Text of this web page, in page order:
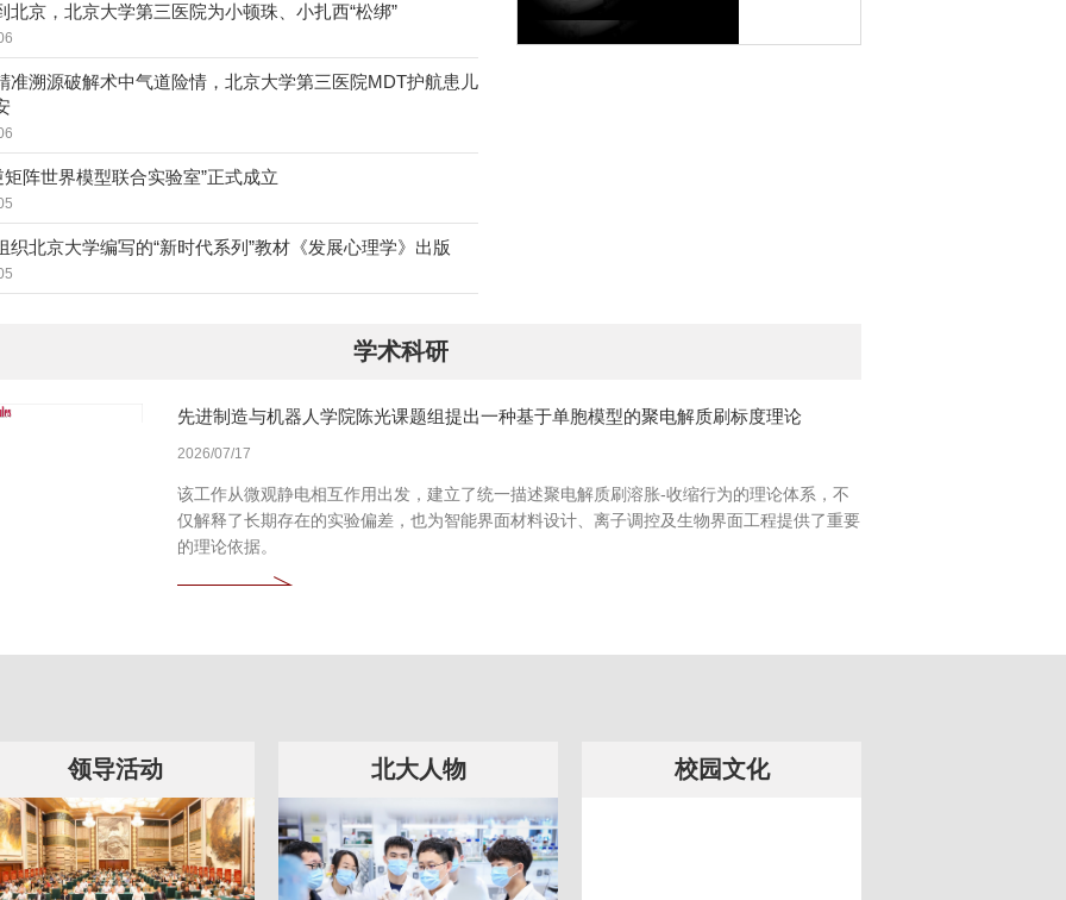
北京，北京大学第三医院为小顿珠、小扎西“松绑”
准溯源破解术中气道险情，北京大学第三医院MDT护航患儿
矩阵世界模型联合实验室”正式成立
织北京大学编写的“新时代系列”教材《发展心理学》出版
学术科研
先进制造与机器人学院陈光课题组提出一种基于单胞模型的聚电解质刷标度理论
2026/07/17
该工作从微观静电相互作用出发，建立了统一描述聚电解质刷溶胀-收缩行为的理论体系，不
仅解释了长期存在的实验偏差，也为智能界面材料设计、离子调控及生物界面工程提供了重要
的理论依据。
领导活动 北大人物 校园文化